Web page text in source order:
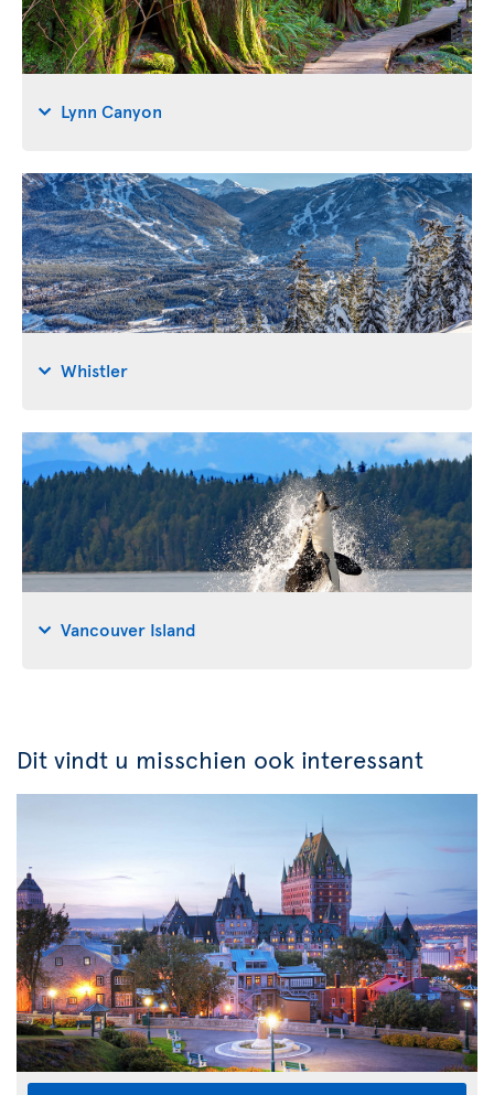
Lynn Canyon
Whistler
Vancouver Island
Dit vindt u misschien ook interessant